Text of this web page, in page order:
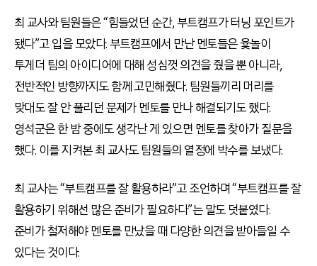
최 교사와 팀원들은 “힘들었던 순간, 부트캠프가 터닝 포인트가
됐다”고 입을 모았다. 부트캠프에서 만난 멘토들은 윷놀이
투게더 팀의 아이디어에 대해 성심껏 의견을 줬을 뿐 아니라,
전반적인 방향까지도 함께 고민해줬다. 팀원들끼리 머리를
맞대도 잘 안 풀리던 문제가 멘토를 만나 해결되기도 했다.
영석군은 한 밤 중에도 생각난 게 있으면 멘토를 찾아가 질문을
했다. 이를 지켜본 최 교사도 팀원들의 열정에 박수를 보냈다.
최 교사는 “부트캠프를 잘 활용하라”고 조언하며 “부트캠프를 잘
활용하기 위해선 많은 준비가 필요하다”는 말도 덧붙였다.
준비가 철저해야 멘토를 만났을 때 다양한 의견을 받아들일 수
있다는 것이다.